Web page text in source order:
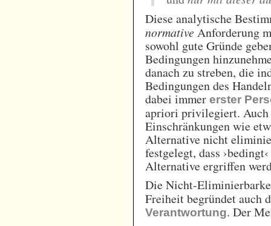
Diese analytische
normative Anforderung
sowohl gute Gründe
Bedingungen
danach zu streben, die
Bedingungen des
dabei immererster
apriori privilegiert. Auch
Einschränkungen wie
Alternative nicht
festgelegt, dass
Alternative ergriffen
Die Nicht-
Freiheit begründet auch
Verantwortung. Der